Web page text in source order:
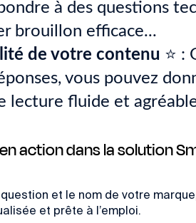
à des questions
brouillon efficace...
de votre contenu ⭐️ :
vous pouvez
lecture fluide et
action dans la solution
et le nom de votre
et prête à l’emploi.